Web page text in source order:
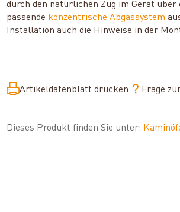
durch den natürlichen Zug im Gerät
passende konzentrische Abgassystem
Installation auch die Hinweise in der
Artikeldatenblatt drucken Frage
Dieses Produkt finden Sie unter: